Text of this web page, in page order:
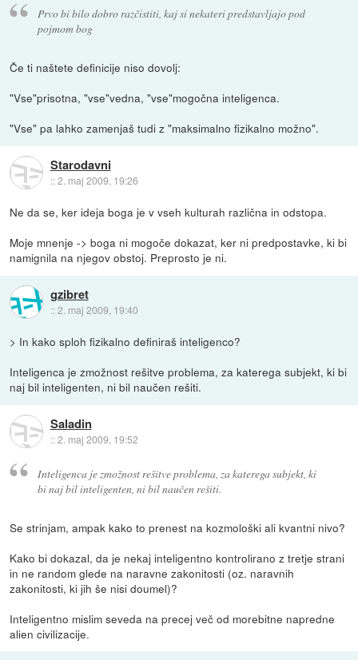
Prvo bi bilo dobro razčistiti, kaj si nekateri predstavljajo pod
pojmom bog
Če ti naštete definicije niso dovolj:
"Vse"prisotna, "vse"vedna, "vse"mogočna inteligenca.
"Vse" pa lahko zamenjaš tudi z "maksimalno fizikalno možno".
Starodavni
::2. maj 2009, 19:26
Ne da se, ker ideja boga je v vseh kulturah različna in odstopa.
Moje mnenje -> boga ni mogoče dokazat, ker ni predpostavke, ki bi
namignila na njegov obstoj. Preprosto je ni.
gzibret
::2. maj 2009, 19:40
> In kako sploh fizikalno definiraš inteligenco?
Inteligenca je zmožnost rešitve problema, za katerega subjekt, ki bi
naj bil inteligenten, ni bil naučen rešiti.
Saladin
::2. maj 2009, 19:52
Inteligenca je zmožnost rešitve problema, za katerega subjekt, ki
bi naj bil inteligenten, ni bil naučen rešiti.
Se strinjam, ampak kako to prenest na kozmološki ali kvantni nivo?
Kako bi dokazal, da je nekaj inteligentno kontrolirano z tretje strani
in ne random glede na naravne zakonitosti (oz. naravnih
zakonitosti, ki jih še nisi doumel)?
Inteligentno mislim seveda na precej več od morebitne napredne
alien civilizacije.